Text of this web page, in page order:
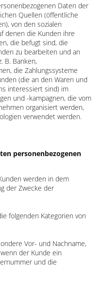
Daten der
Quellen (öffentliche
von den sozialen
denen die Kunden ihre
die befugt sind, die
zu bearbeiten und an
B. Banken,
die Zahlungssysteme
(die an den Waren und
interessiert sind) im
und -kampagnen, die vom
organisiert werden,
verwendet werden.
personenbezogenen
werden in dem
der Zwecke der
folgenden Kategorien von
Vor- und Nachname,
der Kunde ein
und die